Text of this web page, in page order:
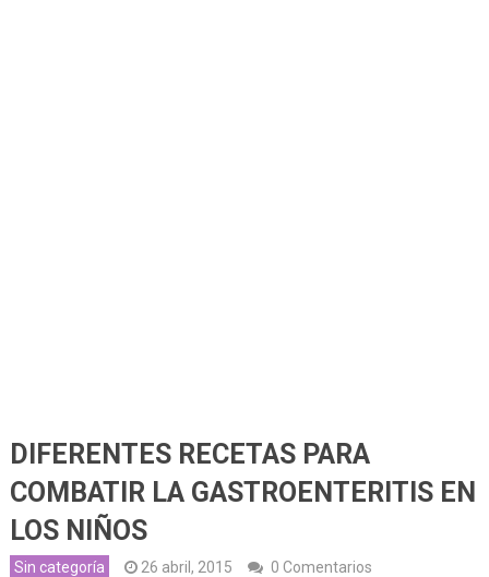
DIFERENTES RECETAS PARA
COMBATIR LA GASTROENTERITIS EN
LOS NIÑOS
Sin categoría 26 abril, 2015
0 Comentarios